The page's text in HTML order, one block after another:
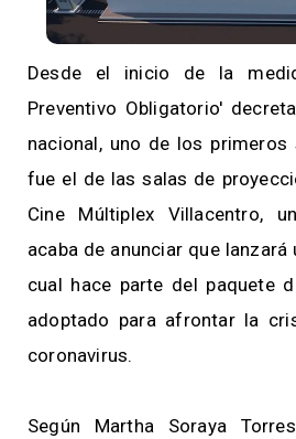
Desde el inicio de la
Preventivo Obligatorio'
nacional, uno de los
fue el de las salas de
Cine Múltiplex Villacentro,
acaba de anunciar que lanzará
cual hace parte del paquete
adoptado para afrontar la
coronavirus.
Según Martha Soraya